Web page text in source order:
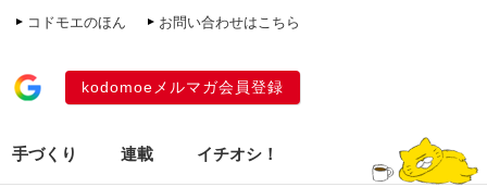
コドモエのほん お問い合わせはこちら
kodomoeメルマガ会員登録
手づくり 連載 イチオシ！